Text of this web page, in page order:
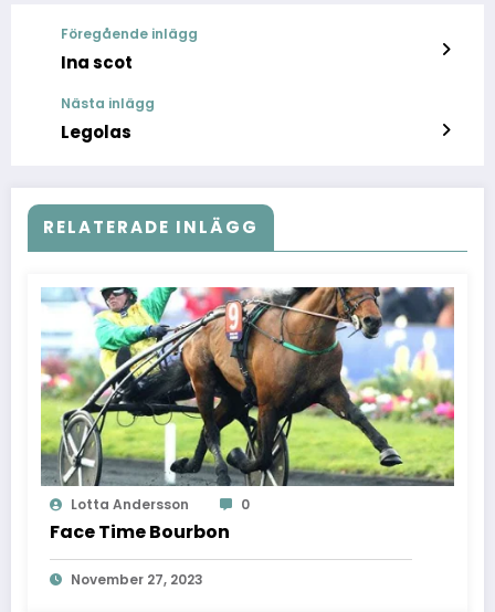
Föregående inlägg
Ina scot
Nästa inlägg
Legolas
RELATERADE INLÄGG
Lotta Andersson 0
Face Time Bourbon
November 27, 2023